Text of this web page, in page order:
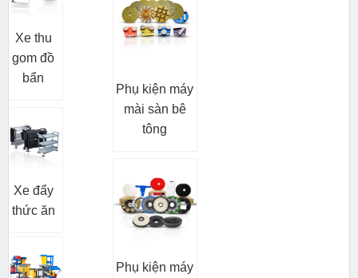
Xe thu
gom đồ
bẩn
Xe đẩy
thức ăn
Phụ kiện máy
mài sàn bê
tông
Phụ kiện máy